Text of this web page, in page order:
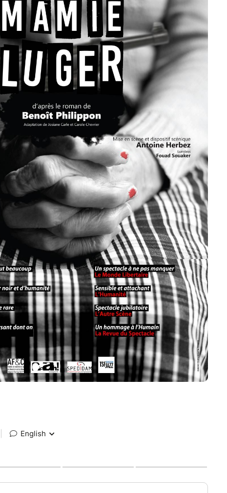
qu’il va falloir creuser.
Philippon
Josiane Carle et Carole Chevrier
scénique Antoine Herbez
et Antoine Herbez
/ C. Cult. La Ricamarie / TSF Jazz
beaucoup : Télérama
et de tendresse – Arts Chipels
dont on ne sort pas indemne : Reg’Arts
et d’humanité : Froggy’s Delight